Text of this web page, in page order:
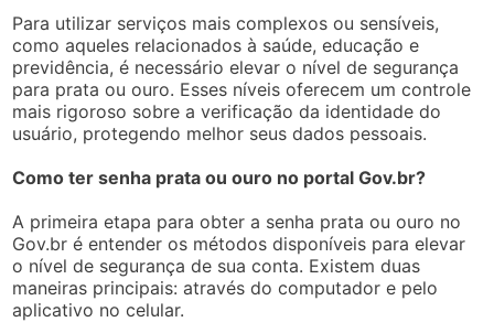
Para utilizar serviços mais complexos ou sensíveis,
como aqueles relacionados à saúde, educação e
previdência, é necessário elevar o nível de segurança
para prata ou ouro. Esses níveis oferecem um controle
mais rigoroso sobre a verificação da identidade do
usuário, protegendo melhor seus dados pessoais.
Como ter senha prata ou ouro no portal Gov.br?
A primeira etapa para obter a senha prata ou ouro no
Gov.br é entender os métodos disponíveis para elevar
o nível de segurança de sua conta. Existem duas
maneiras principais: através do computador e pelo
aplicativo no celular.